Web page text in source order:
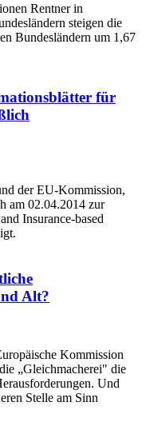
Rentner in
steigen die
Bundesländern um 1,67
für
der EU-Kommission,
am 02.04.2014 zur
Insurance-based
Alt?
Kommission
„Gleichmacherei" die
Und
Stelle am Sinn